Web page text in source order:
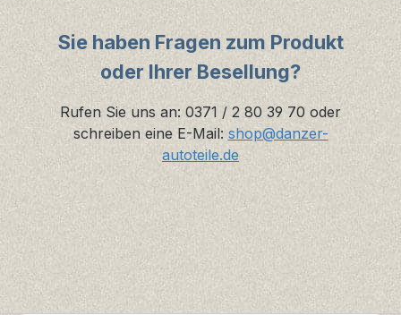
Sie haben Fragen zum Produkt
oder Ihrer Besellung?
Rufen Sie uns an: 0371 / 2 80 39 70 oder
schreiben eine E-Mail: shop@danzer-
autoteile.de